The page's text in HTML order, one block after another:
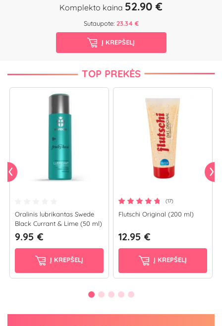
Komplekto kaina 52.90 €
Sutaupote: 23.34 €
Į KREPŠELĮ
TOP PREKĖS
Oralinis lubrikantas Swede
Black Currant & Lime (50 ml)
9.95 €
Į KREPŠELĮ
(17)
Flutschi Original (200 ml)
12.95 €
Į KREPŠELĮ